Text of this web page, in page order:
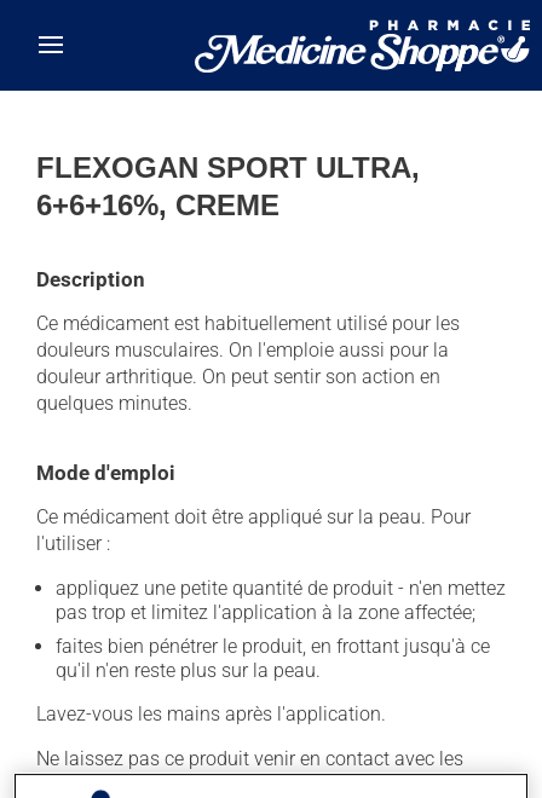
FLEXOGAN SPORT ULTRA,
6+6+16%, CREME
Description
Ce médicament est habituellement utilisé pour les
douleurs musculaires. On l'emploie aussi pour la
douleur arthritique. On peut sentir son action en
quelques minutes.
Mode d'emploi
Ce médicament doit être appliqué sur la peau. Pour
l'utiliser :
appliquez une petite quantité de produit - n'en mettez
pas trop et limitez l'application à la zone affectée;
faites bien pénétrer le produit, en frottant jusqu'à ce
qu'il n'en reste plus sur la peau.
Lavez-vous les mains après l'application.
Ne laissez pas ce produit venir en contact avec les
yeux ou les lèvres. Ne l'appliquez pas sur une peau